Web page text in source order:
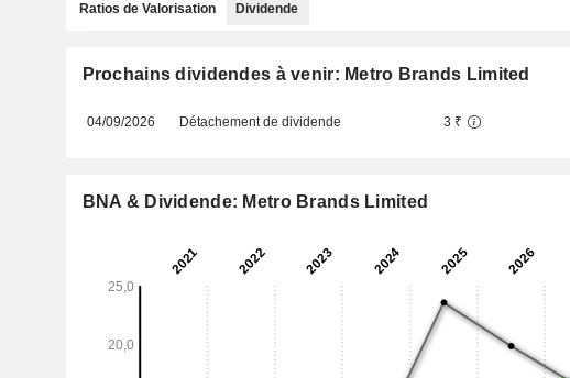
Ratios de Valorisation Dividende
Prochains dividendes à venir: Metro Brands Limited
04/09/2026 Détachement de dividende 3 ₹
BNA & Dividende: Metro Brands Limited